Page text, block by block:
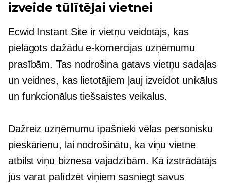
izveide tūlītējai vietnei
Ecwid Instant Site ir vietņu veidotājs, kas
pielāgots dažādu e-komercijas uzņēmumu
prasībām. Tas nodrošina gatavs vietņu sadaļas
un veidnes, kas lietotājiem ļauj izveidot unikālus
un funkcionālus tiešsaistes veikalus.
Dažreiz uzņēmumu īpašnieki vēlas personisku
pieskārienu, lai nodrošinātu, ka viņu vietne
atbilst viņu biznesa vajadzībām. Kā izstrādātājs
jūs varat palīdzēt viņiem sasniegt savus